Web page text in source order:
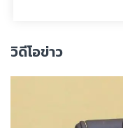
วิดีโอข่าว